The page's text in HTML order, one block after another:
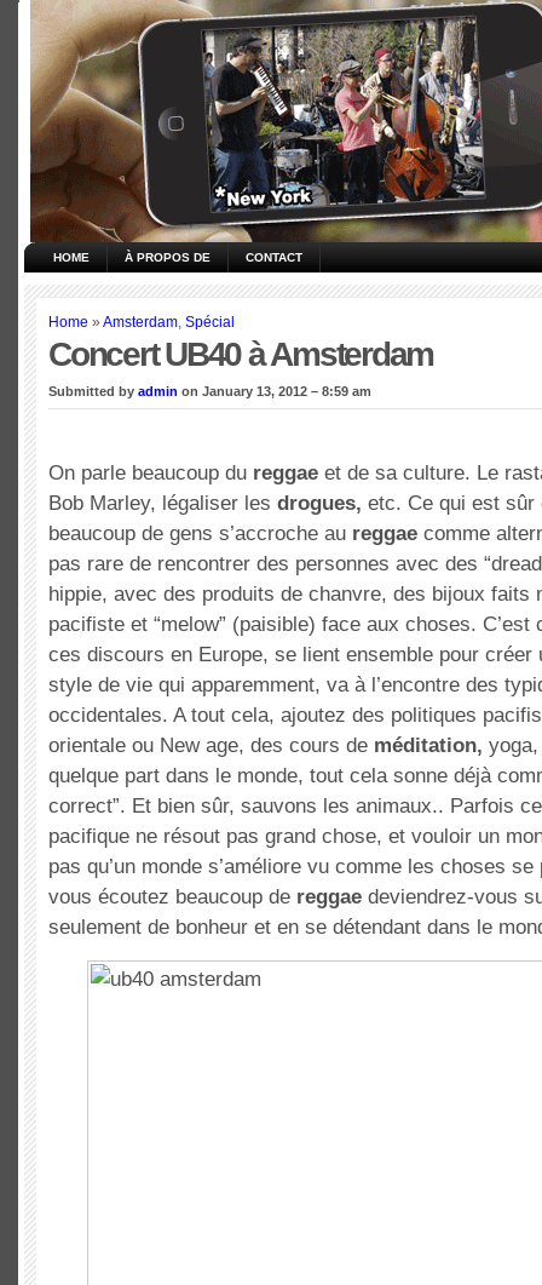
HOME À PROPOS DE CONTACT
Home » Amsterdam, Spécial
Concert UB40 à Amsterdam
Submitted by admin on January 13, 2012 – 8:59 am
On parle beaucoup du reggae et de sa culture. Le
Bob Marley, légaliser les drogues, etc. Ce qui est sûr
beaucoup de gens s’accroche au reggae comme
pas rare de rencontrer des personnes avec des
hippie, avec des produits de chanvre, des bijoux faits
pacifiste et “melow” (paisible) face aux choses.
ces discours en Europe, se lient ensemble pour créer
style de vie qui apparemment, va à l’encontre des
occidentales. A tout cela, ajoutez des politiques
orientale ou New age, des cours de méditation,
quelque part dans le monde, tout cela sonne déjà
correct”. Et bien sûr, sauvons les animaux.. Parfois
pacifique ne résout pas grand chose, et vouloir un
pas qu’un monde s’améliore vu comme les choses
vous écoutez beaucoup de reggae deviendrez-vous
seulement de bonheur et en se détendant dans le